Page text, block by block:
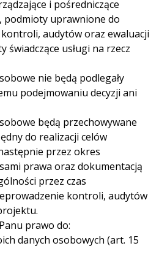
i pośredniczące
podmioty uprawnione do
audytów oraz ewaluacji
świadczące usługi na rzecz
nie będą podlegały
podejmowaniu decyzji ani
będą przechowywane
do realizacji celów
przez okres
prawa oraz dokumentacją
przez czas
kontroli, audytów
prawo do:
danych osobowych (art. 15